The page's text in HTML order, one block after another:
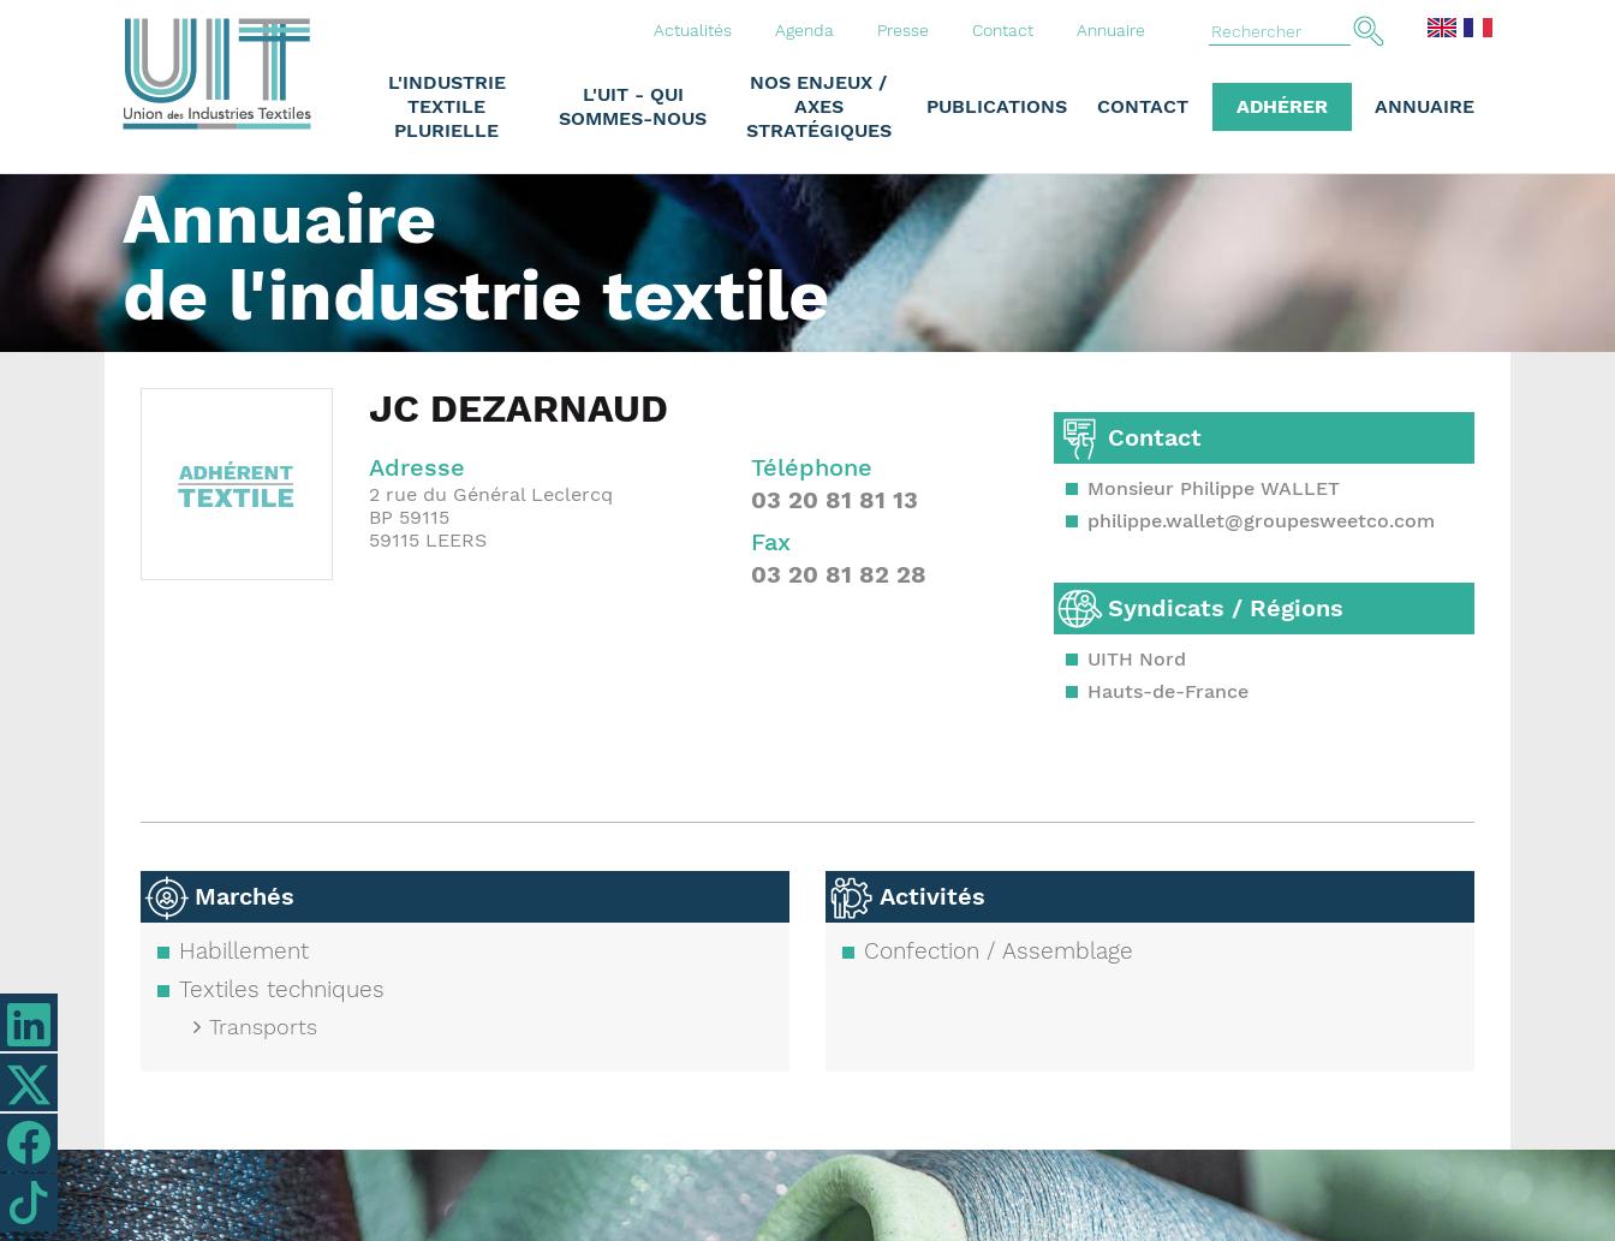
Actualités Agenda Presse Contact Annuaire
L'INDUSTRIE
TEXTILE
PLURIELLE
L'UIT - QUI
SOMMES-NOUS
NOS ENJEUX /
AXES
STRATÉGIQUES
PUBLICATIONS CONTACT ADHÉRER ANNUAIRE
Annuaire
de l'industrie textile
JC DEZARNAUD
Adresse
2 rue du Général Leclercq
BP 59115
59115 LEERS
Téléphone
03 20 81 81 13
Fax
03 20 81 82 28
Contact
Monsieur Philippe WALLET
philippe.wallet@groupesweetco.com
Syndicats / Régions
UITH Nord
Hauts-de-France
Marchés
Habillement
Textiles techniques
Transports
Activités
Confection / Assemblage